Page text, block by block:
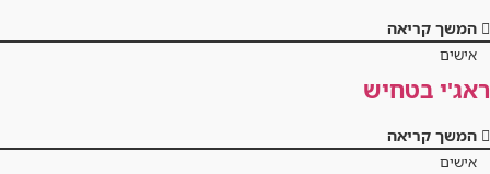
המשך קריאה
אישים
ראג'י בטחיש
המשך קריאה
אישים